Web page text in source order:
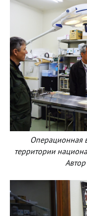
Операционная
территории